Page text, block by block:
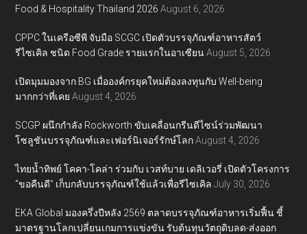
Food & Hospitality Thailand 2026 August 6, 2026
CPPC ในเครือซีพี จับมือ SCGC เปิดตัวบรรจุภัณฑ์อาหารสัตว์
รีไซเคิล ชนิด Food Grade รายแรกในอาเซียน August 5, 2026
เปิดมุมมองจาก BG เมื่อองค์กรยุคใหม่ต้องลงทุนกับ Well-being
มากกว่าที่เคย August 4, 2026
SCGP ผนึกกำลัง Rockworth ขับเคลื่อนกรีนดีไซน์ร่วมพัฒนา
โซลูชันบรรจุภัณฑ์และเฟอร์นิเจอร์รักษ์โลก August 4, 2026
ไทยน้ำทิพย์ โคคา-โคล่า ร่วมกับ เวสท์บาย เดลิเวอรี่ เปิดตัวโครงการ
“ขอคืนดี” เก็บกลับบรรจุภัณฑ์ใช้แล้วเพื่อรีไซเคิล July 30, 2026
EKA Global มองครึ่งปีหลัง 2569 ตลาดบรรจุภัณฑ์อาหารเริ่มฟื้น ชี้
มาตรฐานโลกเปลี่ยนเกมการแข่งขัน รับต้นทุนวัตถุดิบลด-ส่งออก